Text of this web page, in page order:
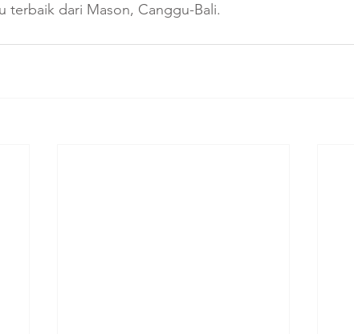
terbaik dari Mason, Canggu-Bali.